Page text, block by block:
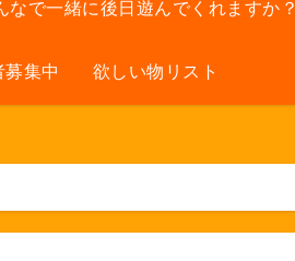
で一緒に後日遊んでくれますか？
募集中 欲しい物リスト